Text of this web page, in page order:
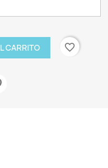
CARRITO favorite_border